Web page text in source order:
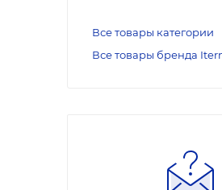
Все товары категории
Все товары бренда